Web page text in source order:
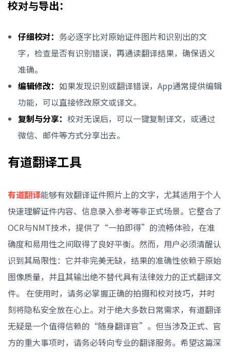
校对与导出：
仔细校对： 务必逐字比对原始证件图片和识别出的文
字，检查是否有识别错误，再通读翻译结果，确保语义
准确。
编辑修改： 如果发现识别或翻译错误，App通常提供编辑
功能，可以直接修改原文或译文。
复制与分享： 校对无误后，可以一键复制译文，或通过
微信、邮件等方式分享出去。
有道翻译工具
有道翻译能够有效翻译证件照片上的文字，尤其适用于个人
快速理解证件内容、信息录入参考等非正式场景。它整合了
OCR与NMT技术，提供了“一拍即得”的流畅体验，在准
确度和易用性之间取得了良好平衡。然而，用户必须清醒认
识到其局限性：它并非完美无缺，结果的准确性依赖于原始
图像质量，并且其输出绝不替代具有法律效力的正式翻译文
件。 在使用时，请务必掌握正确的拍摄和校对技巧，并时
刻将隐私安全放在心上。对于绝大多数日常需求，有道翻译
无疑是一个值得信赖的“随身翻译官”。但当涉及正式、官
方的重大事项时，请务必转向专业的翻译服务。希望这篇深